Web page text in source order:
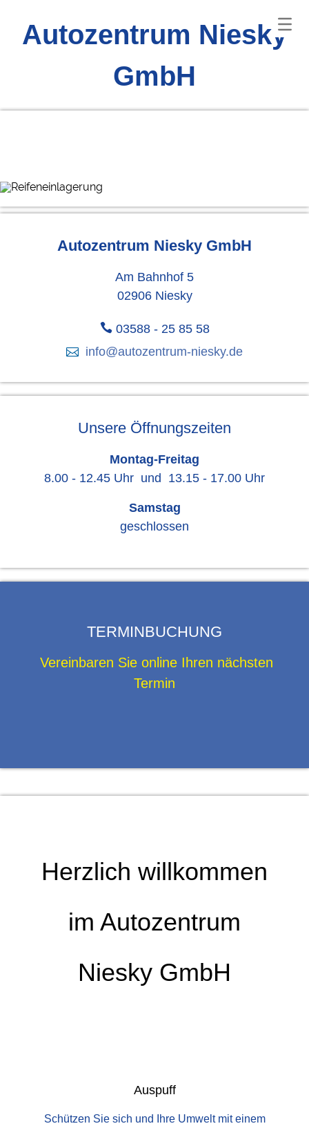
Autozentrum Niesky
GmbH
Autozentrum Niesky GmbH
Am Bahnhof 5
02906 Niesky
 03588 - 25 85 58
 info@autozentrum-niesky.de
Unsere Öffnungszeiten
Montag-Freitag
8.00 - 12.45 Uhr und 13.15 - 17.00 Uhr
Samstag
geschlossen
TERMINBUCHUNG
Vereinbaren Sie online Ihren nächsten
Termin
Herzlich willkommen
im Autozentrum
Niesky GmbH
Auspuff
Schützen Sie sich und Ihre Umwelt mit einem